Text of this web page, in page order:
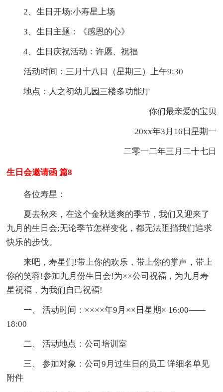
2、生日开场:小寿星上场
3、生日主题：《感恩的心》
4、生日庆祝活动：许愿、祝福
活动时间：三月十八日（星期三）上午9:30
地点：人之初幼儿园三楼多功能厅
你们最亲爱的宝贝
20xx年3月16日星期一
二零一二年三月二十七日
生日会邀请函 篇8
各位寿星：
夏去秋来，在这个金秋送爽的季节，我们又迎来了
九月的生日会;无论季节怎样变化，都无法阻挡我们追求
快乐的步伐。
来吧，寿星们!带上你的欢乐，带上你的掌声，带上
你的笑容!参加九月份生日会!为××公司祝福，为九月寿
星祝福，为我们自己祝福!
一、 活动时间：××××年9月××日星期× 16:00——
18:00
二、 活动地点：公司培训室
三、 参加对象：公司9月过生日的员工 详细名单见
附件